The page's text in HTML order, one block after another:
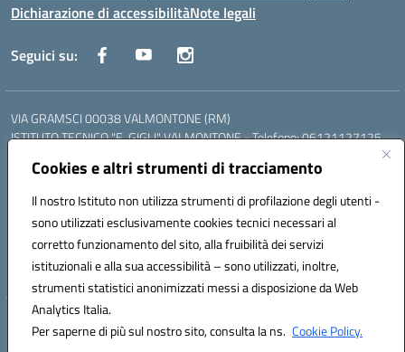
Cookies e altri strumenti di tracciamento
Il nostro Istituto non utilizza strumenti di profilazione degli utenti -
sono utilizzati esclusivamente cookies tecnici necessari al
corretto funzionamento del sito, alla fruibilità dei servizi
istituzionali e alla sua accessibilità – sono utilizzati, inoltre,
strumenti statistici anonimizzati messi a disposizione da Web
Analytics Italia.
Per saperne di più sul nostro sito, consulta la ns. Cookie Policy.
Dichiarazione di accessibilitàNote legali
Seguici su:
VIA GRAMSCI 00038 VALMONTONE (RM)
ISTITUTO TECNICO "E. GIGLI" VALMONTONE - Telefono: 06121127125
06121126825
LICEO DELLE SCIENZE UMANE "P.L. NERVI" SEGNI - Telefono:
Mail: RMIS099002@istruzione.it - PEC: RMIS099002@pec.istruzione.it
Codice meccanografico: RMIS099002
Codice fiscale: 95036960581
Hosting & Powered by 3D Solution S.r.l.
Concept & Design by Designers Italia